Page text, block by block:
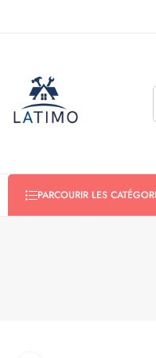
PARCOURIR LES